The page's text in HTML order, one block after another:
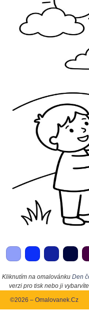
Kliknutím na omalovánku Den
verzi pro tisk nebo ji
©2026 – Omalovanek.Cz